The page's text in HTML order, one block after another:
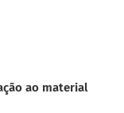
ao material